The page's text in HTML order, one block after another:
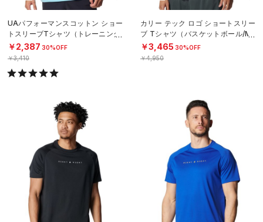
UAパフォーマンスコットン ショー
トスリーブTシャツ（トレーニング/
MEN）
￥2,387 30%OFF
￥3,410
カリー テック ロゴ ショートスリー
ブ Tシャツ（バスケットボール/ME
N）
￥3,465 30%OFF
￥4,950